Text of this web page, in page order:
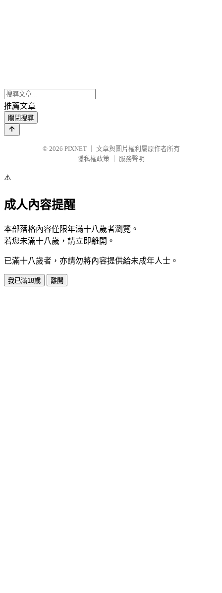
推薦文章
關閉搜尋
© 2026 PIXNET
文章與圖片權利屬原作者所有
隱私權政策
服務聲明
⚠️
成人內容提醒
本部落格內容僅限年滿十八歲者瀏覽。
若您未滿十八歲，請立即離開。
已滿十八歲者，亦請勿將內容提供給未成年人士。
我已滿18歲 離開